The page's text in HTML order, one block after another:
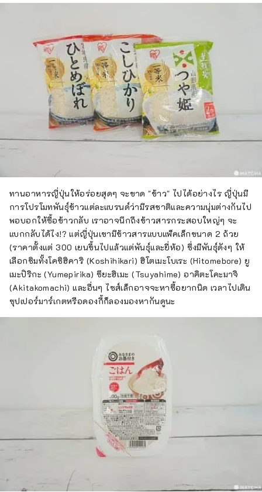
ทานอาหารญี่ปุ่นให้อร่อยสุดๆ จะขาด "ข้าว" ไปได้อย่างไร ญี่ปุ่นมี
การโปรโมทพันธุ์ข้าวแต่ละแบรนด์ว่ามีรสชาติและความนุ่มต่างกันไป
พอบอกให้ซื้อข้าวกลับ เราอาจนึกถึงข้าวสารกระสอบใหญ่ๆ จะ
แบกกลับได้ไง!? แต่ญี่ปุ่นเขามีข้าวสารแบบแพ็คเล็กขนาด 2 ถ้วย
(ราคาตั้งแต่ 300 เยนขึ้นไปแล้วแต่พันธุ์และยี่ห้อ) ซึ่งมีพันธุ์ดังๆ ให้
เลือกชิมทั้งโคชิฮิคาริ (Koshihikari) ฮิโตเมะโบเระ (Hitomebore) ยู
เมะปิริกะ (Yumepirika) ซึยะฮิเมะ (Tsuyahime) อาคิตะโคะมาจิ
(Akitakomachi) และอื่นๆ ไซส์เล็กอาจจะหาซื้อยากนิด เวลาไปเดิน
ซุปเปอร์มาร์เกตหรือดองกี้ก็ลองมองหากันดูนะ